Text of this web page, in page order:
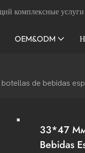
комплексные
OEM&ODM
de bebidas
33*47 Мм
Bebidas